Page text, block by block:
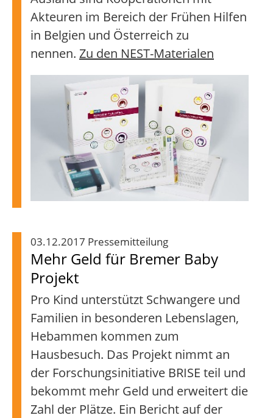
Akteuren im Bereich der Frühen Hilfen
in Belgien und Österreich zu
nennen. Zu den NEST-Materialen
03.12.2017 Pressemitteilung
Mehr Geld für Bremer Baby
Projekt
Pro Kind unterstützt Schwangere und
Familien in besonderen Lebenslagen,
Hebammen kommen zum
Hausbesuch. Das Projekt nimmt an
der Forschungsinitiative BRISE teil und
bekommt mehr Geld und erweitert die
Zahl der Plätze. Ein Bericht auf der